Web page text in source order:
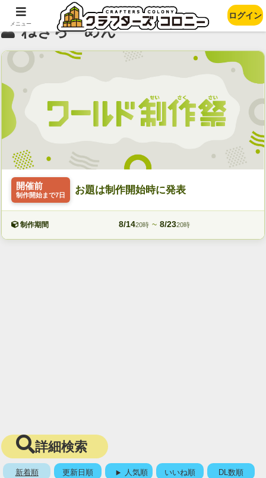
ねぎらーめん
開催前
制作開始まで7日 お題は制作開始時に発表
制作期間 8/1420時 ~ 8/2320時
詳細検索
新着順 更新日順 人気順 いいね順 DL数順
メニュー
ログイン